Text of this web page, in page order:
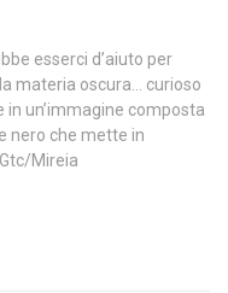
esserci d’aiuto per
materia oscura… curioso
in un’immagine composta
nero che mette in
Mireia